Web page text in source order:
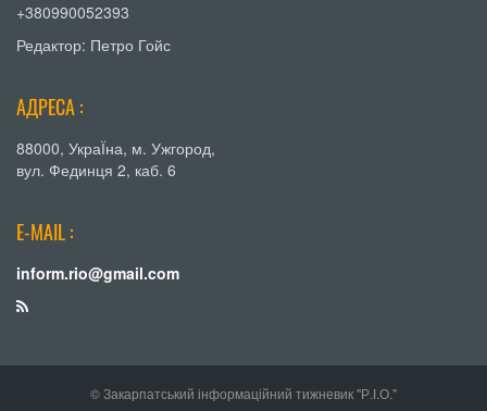
+380990052393
Редактор: Петро Гойс
АДРЕСА :
88000, УкраЇна, м. Ужгород,
вул. Фединця 2, каб. 6
E-MAIL :
inform.rio@gmail.com
© Закарпатський інформаційний тижневик "Р.І.О."